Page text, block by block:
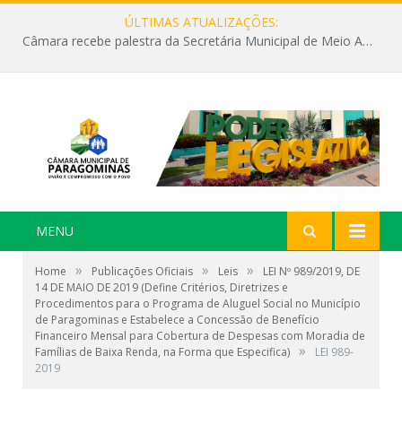
ÚLTIMAS ATUALIZAÇÕES:
Câmara recebe palestra da Secretária Municipal de Meio Ambiente sobre as ações da “SEMANA DO MEIO AMBIENTE”
MENU
Home » Publicações Oficiais » Leis »
LEI Nº 989/2019, DE
14 DE MAIO DE 2019 (Define Critérios, Diretrizes e
Procedimentos para o Programa de Aluguel Social no Município
de Paragominas e Estabelece a Concessão de Benefício
Financeiro Mensal para Cobertura de Despesas com Moradia de
Famílias de Baixa Renda, na Forma que Especifica) »
LEI 989-
2019